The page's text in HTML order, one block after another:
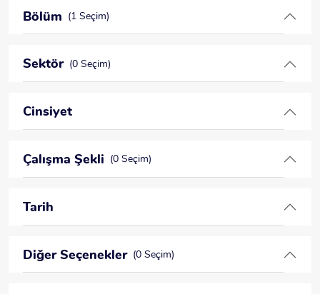
Bölüm (1 Seçim)
Sektör (0 Seçim)
Cinsiyet
Çalışma Şekli (0 Seçim)
Tarih
Diğer Seçenekler (0 Seçim)